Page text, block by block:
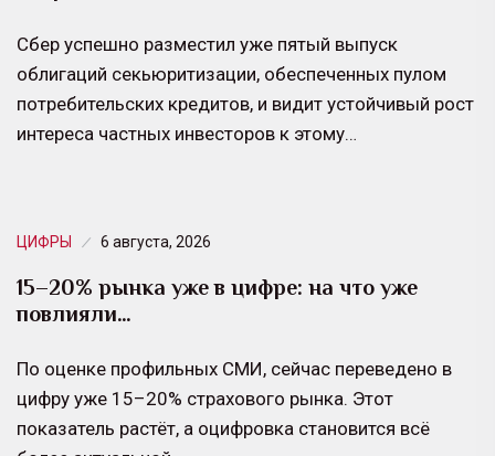
Сбер успешно разместил уже пятый выпуск
облигаций секьюритизации, обеспеченных пулом
потребительских кредитов, и видит устойчивый рост
интереса частных инвесторов к этому…
ЦИФРЫ 6 августа, 2026
15–20% рынка уже в цифре: на что уже
повлияли…
По оценке профильных СМИ, сейчас переведено в
цифру уже 15–20% страхового рынка. Этот
показатель растёт, а оцифровка становится всё